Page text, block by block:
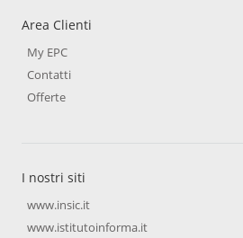
Area Clienti
My EPC
Contatti
Offerte
I nostri siti
www.insic.it
www.istitutoinforma.it